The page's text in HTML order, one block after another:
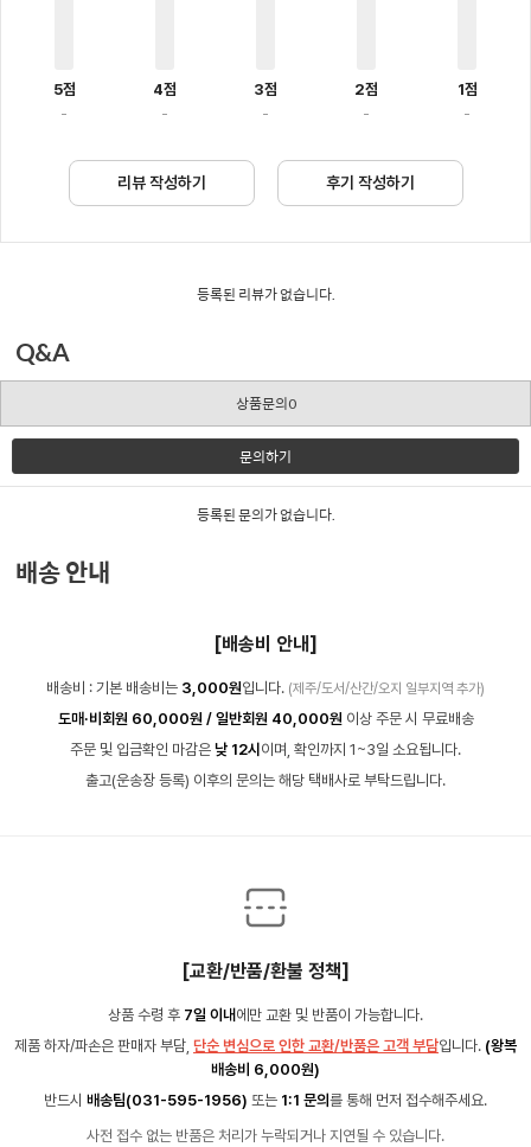
5점
-
4점
-
3점
-
2점
-
1점
-
리뷰 작성하기 후기 작성하기
등록된 리뷰가 없습니다.
Q&A
상품문의0
문의하기
등록된 문의가 없습니다.
배송 안내
[배송비 안내]
배송비 : 기본 배송비는 3,000원입니다. (제주/도서/산간/오지 일부지역 추가)
도매·비회원 60,000원 / 일반회원 40,000원 이상 주문 시 무료배송
주문 및 입금확인 마감은 낮 12시 이며, 확인까지 1~3일 소요됩니다.
출고(운송장 등록) 이후의 문의는 해당 택배사로 부탁드립니다.
[교환/반품/환불 정책]
상품 수령 후 7일 이내 에만 교환 및 반품이 가능합니다.
제품 하자/파손은 판매자 부담, 단순 변심으로 인한 교환/반품은 고객 부담입니다. (왕복
배송비 6,000원)
반드시 배송팀(031-595-1956) 또는 1:1 문의 를 통해 먼저 접수해주세요.
사전 접수 없는 반품은 처리가 누락되거나 지연될 수 있습니다.